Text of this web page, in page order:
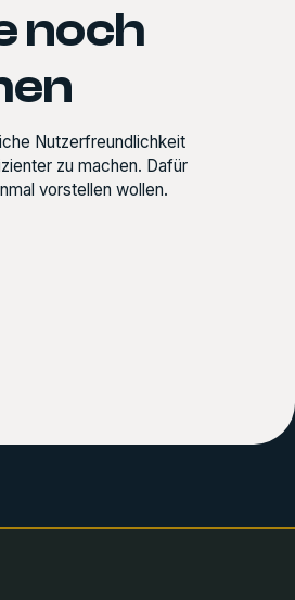
noch
Nutzerfreundlichkeit
zu machen. Dafür
vorstellen wollen.